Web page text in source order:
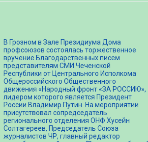
В Грозном в Зале Президиума Дома
профсоюзов состоялась торжественное
вручение Благодарственных писем
представителям СМИ Чеченской
Республики от Центрального Исполкома
Общероссийского Общественного
движения «Народный фронт «ЗА РОССИЮ»,
лидером которого является Президент
России Владимир Путин. На мероприятии
присутствовал сопредседатель
регионального отделения ОНФ Хусейн
Солтагереев, Председатель Союза
журналистов ЧР, главный редактор